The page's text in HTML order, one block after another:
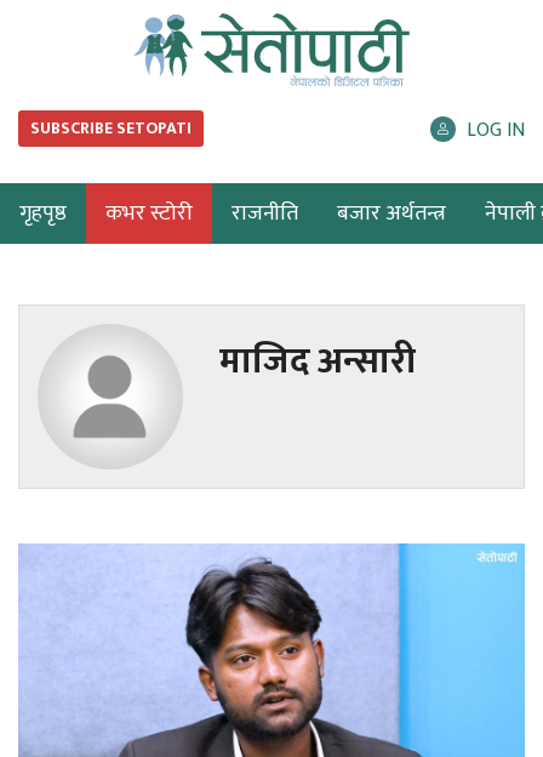
SUBSCRIBE SETOPATI LOG IN
गृहपृष्ठ कभर स्टोरी राजनीति बजार अर्थतन्त्र नेपाली
माजिद अन्सारी